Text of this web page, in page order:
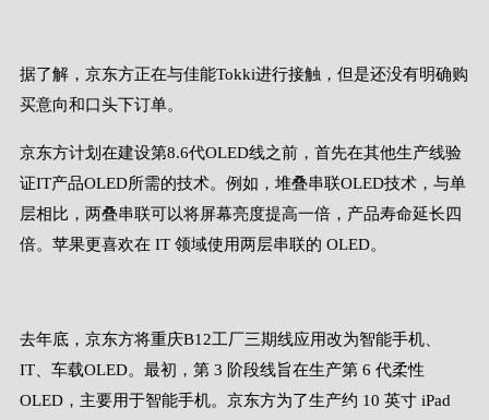
据了解，京东方正在与佳能Tokki进行接触，但是还没有明确购
买意向和口头下订单。
京东方计划在建设第8.6代OLED线之前，首先在其他生产线验
证IT产品OLED所需的技术。例如，堆叠串联OLED技术，与单
层相比，两叠串联可以将屏幕亮度提高一倍，产品寿命延长四
倍。苹果更喜欢在 IT 领域使用两层串联的 OLED。
去年底，京东方将重庆B12工厂三期线应用改为智能手机、
IT、车载OLED。最初，第 3 阶段线旨在生产第 6 代柔性
OLED，主要用于智能手机。京东方为了生产约 10 英寸 iPad